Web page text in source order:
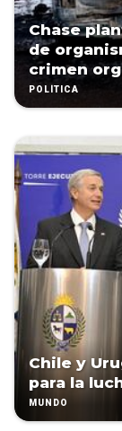
Chase
de
crimen
POLÍTICA
Chile y
para la
MUNDO